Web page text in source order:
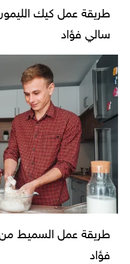
طريقة عمل كيك
سالي فؤاد
طريقة عمل السميط
فؤاد